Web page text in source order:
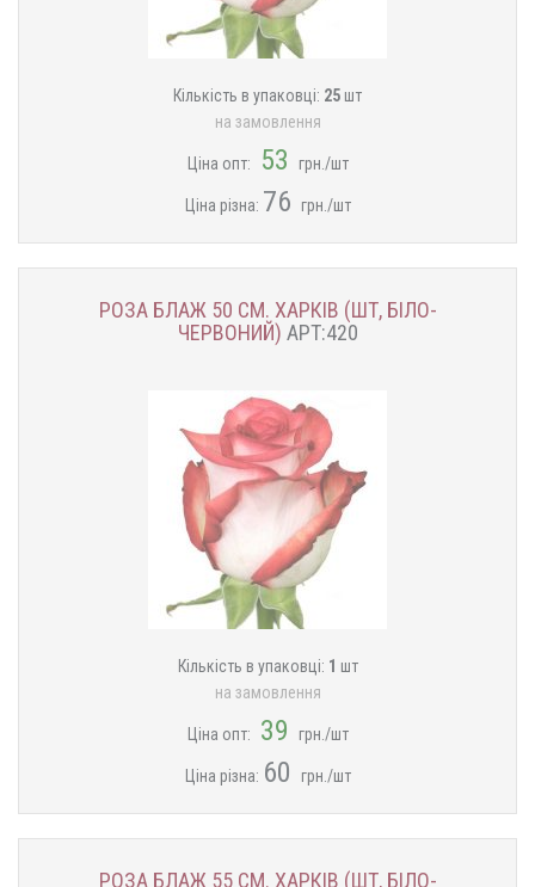
Кількість в упаковці: 25 шт
на замовлення
Ціна опт: 53 грн./шт
Ціна різна: 76 грн./шт
РОЗА БЛАЖ 50 СМ. ХАРКІВ (ШТ, БІЛО-
ЧЕРВОНИЙ) АРТ:420
Кількість в упаковці: 1 шт
на замовлення
Ціна опт: 39 грн./шт
Ціна різна: 60 ​​грн./шт
РОЗА БЛАЖ 55 СМ. ХАРКІВ (ШТ, БІЛО-